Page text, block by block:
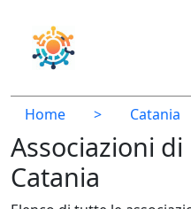
Home > Catania
Associazioni di
Catania